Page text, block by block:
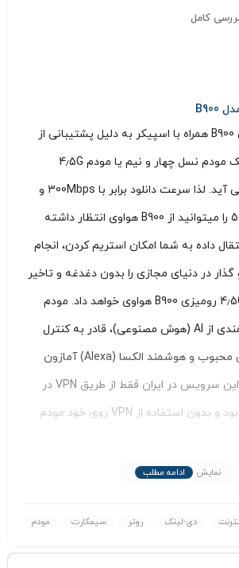
کامل
مودم رومیزی هواوی B900 همراه با اسپیکر به دلیل پشتیبانی از
فناوری LTE Cat6، یک مودم نسل چهار و نیم یا مودم 4٫5G
رومیزی به حساب می آید. لذا سرعت دانلود برابر با 300Mbps و
سرعت آپلود 50Mbps را میتوانید از B900 هواوی انتظار داشته
داده به شما امکان استریم کردن، انجام
در دنیای مجازی را بدون دغدغه و تاخیر
با استفاده از مودم 4٫5G رومیزی B900 هواوی خواهد داد. مودم
هواوی B900 با بهره مندی از AI (هوش مصنوعی)، قادر به کنترل
توسط دستیار صوتی محبوب و هوشمند الکسا (Alexa) آمازون
است ولی متاسفانه این سرویس در ایران فقط از طریق VPN در
دسترس شما خواهد بود و بدون استفاده از VPN روی خود مودم
صدای صفحات وب و … را شامل نمیشود.
موارد فوق، با دستگاه خود از طریق حدود
نمایش ادامه مطلب
دی-لینک روتر سیمکارت مودم